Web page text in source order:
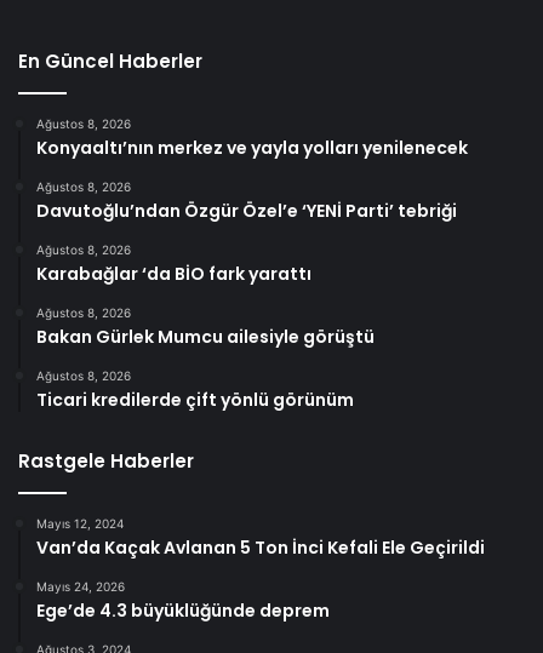
En Güncel Haberler
Ağustos 8, 2026
Konyaaltı’nın merkez ve yayla yolları yenilenecek
Ağustos 8, 2026
Davutoğlu’ndan Özgür Özel’e ‘YENİ Parti’ tebriği
Ağustos 8, 2026
Karabağlar ‘da BİO fark yarattı
Ağustos 8, 2026
Bakan Gürlek Mumcu ailesiyle görüştü
Ağustos 8, 2026
Ticari kredilerde çift yönlü görünüm
Rastgele Haberler
Mayıs 12, 2024
Van’da Kaçak Avlanan 5 Ton İnci Kefali Ele Geçirildi
Mayıs 24, 2026
Ege’de 4.3 büyüklüğünde deprem
Ağustos 3, 2024